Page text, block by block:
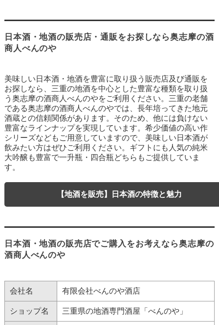
日本酒・地酒の販売店・通販をお探しなら奥志摩の酒
商人べんのや
美味しい日本酒・地酒を豊富に取り扱う販売店及び通販を
お探しなら、三重の地酒を中心とした豊富な種類を取り扱
う奥志摩の酒商人べんのやをご利用ください。三重の老舗
である奥志摩の酒商人べんのやでは、長年培ってきた地元
酒蔵との信頼関係があります。そのため、他には負けない
豊富なラインナップを実現しています。希少価値の高い作
シリーズなどもご用意していますので、美味しい日本酒が
飲みたい方はぜひご利用ください。ギフトにも人気の純米
大吟醸も豊富で一升瓶・四合瓶どちらもご提供していま
す。
【地酒を販売】日本酒の特徴と魅力
日本酒・地酒の販売店でご購入をお考えなら奥志摩の
酒商人べんのや
会社名 有限会社べんのや酒店
ショップ名 三重県の地酒専門酒屋「べんのや」